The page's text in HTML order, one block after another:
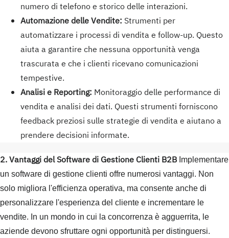
numero di telefono e storico delle interazioni.
Automazione delle Vendite: Strumenti per
automatizzare i processi di vendita e follow-up. Questo
aiuta a garantire che nessuna opportunità venga
trascurata e che i clienti ricevano comunicazioni
tempestive.
Analisi e Reporting: Monitoraggio delle performance di
vendita e analisi dei dati. Questi strumenti forniscono
feedback preziosi sulle strategie di vendita e aiutano a
prendere decisioni informate.
2. Vantaggi del Software di Gestione Clienti B2B Implementare
un software di gestione clienti offre numerosi vantaggi. Non
solo migliora l'efficienza operativa, ma consente anche di
personalizzare l'esperienza del cliente e incrementare le
vendite. In un mondo in cui la concorrenza è agguerrita, le
aziende devono sfruttare ogni opportunità per distinguersi.